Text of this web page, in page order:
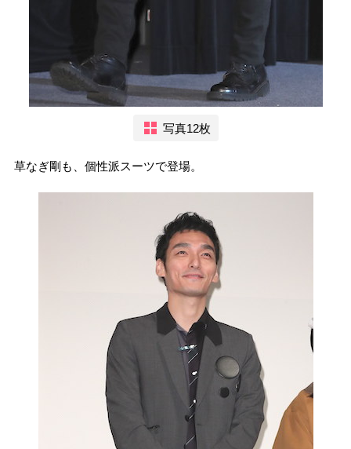
写真12枚
草なぎ剛も、個性派スーツで登場。